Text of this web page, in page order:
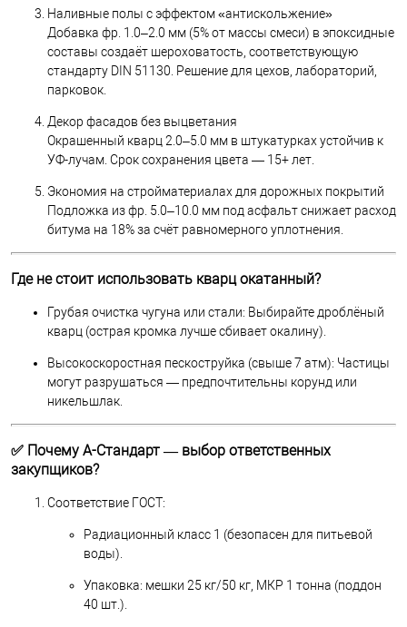
Наливные полы с эффектом «антискольжение»
Добавка фр. 1.0–2.0 мм (5% от массы смеси) в эпоксидные
составы создаёт шероховатость, соответствующую
стандарту DIN 51130. Решение для цехов, лабораторий,
парковок.
Декор фасадов без выцветания
Окрашенный кварц 2.0–5.0 мм в штукатурках устойчив к
УФ-лучам. Срок сохранения цвета — 15+ лет.
Экономия на стройматериалах для дорожных покрытий
Подложка из фр. 5.0–10.0 мм под асфальт снижает расход
битума на 18% за счёт равномерного уплотнения.
Где не стоит использовать кварц окатанный?
Грубая очистка чугуна или стали: Выбирайте дроблёный
кварц (острая кромка лучше сбивает окалину).
Высокоскоростная пескоструйка (свыше 7 атм): Частицы
могут разрушаться — предпочтительны корунд или
никельшлак.
✅ Почему А-Стандарт — выбор ответственных
закупщиков?
Соответствие ГОСТ:
Радиационный класс 1 (безопасен для питьевой
воды).
Упаковка: мешки 25 кг/50 кг, МКР 1 тонна (поддон
40 шт.).